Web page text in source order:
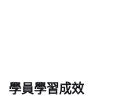
學員學習成效